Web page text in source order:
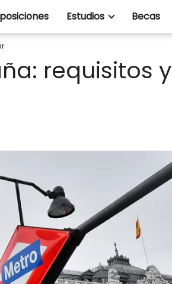
Estudios Becas
requisitos y